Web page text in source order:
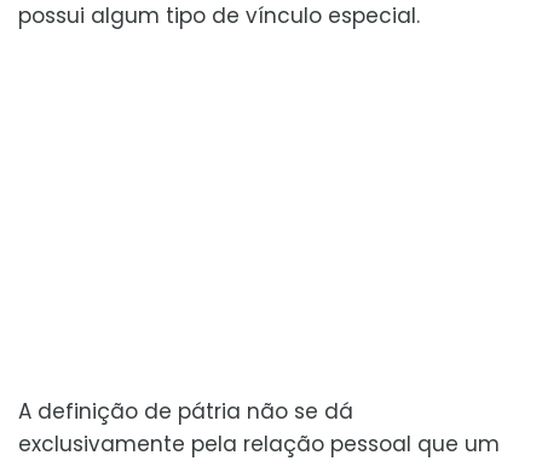
possui algum tipo de vínculo especial.
A definição de pátria não se dá
exclusivamente pela relação pessoal que um